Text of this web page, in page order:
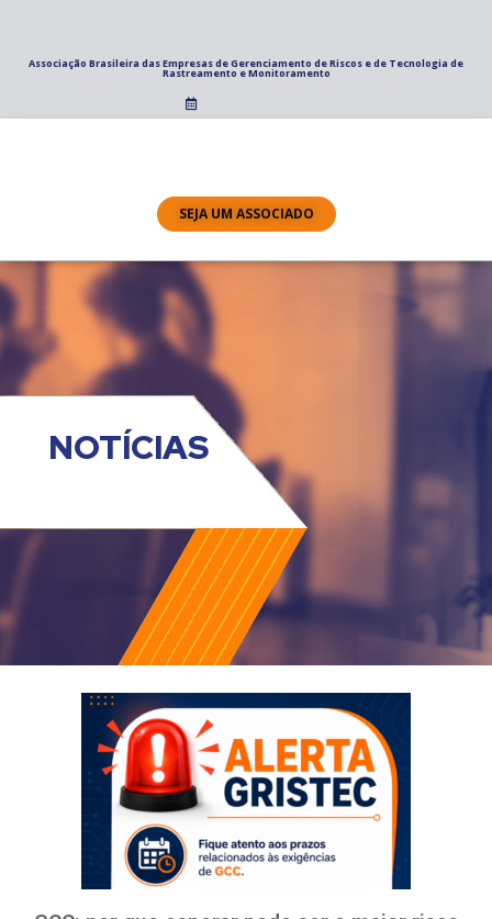
Associação Brasileira das Empresas de Gerenciamento de Riscos e de Tecnologia de
Rastreamento e Monitoramento
SEJA UM ASSOCIADO
NOTÍCIAS